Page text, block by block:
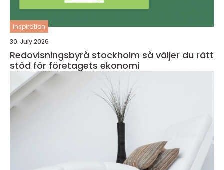
inspiration
30. July 2026
Redovisningsbyrå stockholm så väljer du rätt
stöd för företagets ekonomi